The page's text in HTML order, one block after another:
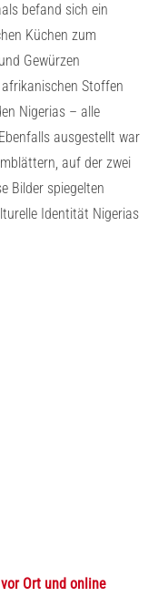
befand sich ein
Küchen zum
Gewürzen
Stoffen
Nigerias – alle
ausgestellt war
auf der zwei
Bilder spiegelten
Identität Nigerias
Ort und online